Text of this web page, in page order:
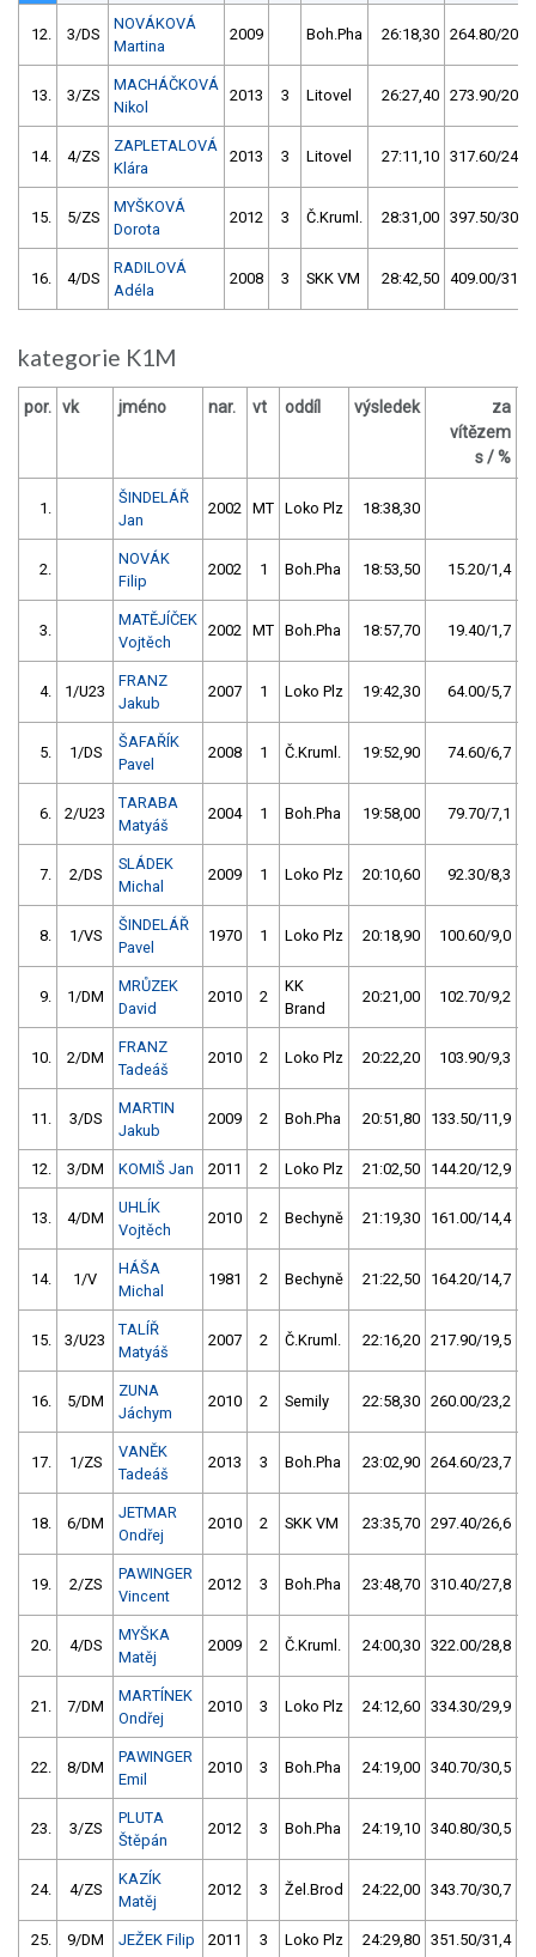
12. 3/DS
NOVÁKOVÁ
Martina
2009 Boh.Pha 26:18,30 264.80/20,2
13. 3/ZS
MACHÁČKOVÁ
Nikol
2013 3 Litovel 26:27,40 273.90/20,9
14. 4/ZS
ZAPLETALOVÁ
Klára
2013 3 Litovel 27:11,10 317.60/24,2
15. 5/ZS
MYŠKOVÁ
Dorota
2012 3 Č.Kruml. 28:31,00 397.50/30,3
16. 4/DS
RADILOVÁ
Adéla
2008 3 SKK VM 28:42,50 409.00/31,1
kategorie K1M
por. vk jméno nar. vt oddíl výsledek
za
vítězem
s / %
1.
ŠINDELÁŘ
Jan
2002 MT Loko Plz 18:38,30
2.
NOVÁK
Filip
2002 1 Boh.Pha 18:53,50 15.20/1,4
3.
MATĚJÍČEK
Vojtěch
2002 MT Boh.Pha 18:57,70 19.40/1,7
4. 1/U23
FRANZ
Jakub
2007 1 Loko Plz 19:42,30 64.00/5,7
5. 1/DS
ŠAFAŘÍK
Pavel
2008 1 Č.Kruml. 19:52,90 74.60/6,7
6. 2/U23
TARABA
Matyáš
2004 1 Boh.Pha 19:58,00 79.70/7,1
7. 2/DS
SLÁDEK
Michal
2009 1 Loko Plz 20:10,60 92.30/8,3
8. 1/VS
ŠINDELÁŘ
Pavel
1970 1 Loko Plz 20:18,90 100.60/9,0
9. 1/DM
MRŮZEK
David
2010 2
KK
Brand
20:21,00 102.70/9,2
10. 2/DM
FRANZ
Tadeáš
2010 2 Loko Plz 20:22,20 103.90/9,3
11. 3/DS
MARTIN
Jakub
2009 2 Boh.Pha 20:51,80 133.50/11,9
12. 3/DM KOMIŠ Jan 2011 2 Loko Plz 21:02,50 144.20/12,9
13. 4/DM
UHLÍK
Vojtěch
2010 2 Bechyně 21:19,30 161.00/14,4
14. 1/V
HÁŠA
Michal
1981 2 Bechyně 21:22,50 164.20/14,7
15. 3/U23
TALÍŘ
Matyáš
2007 2 Č.Kruml. 22:16,20 217.90/19,5
16. 5/DM
ZUNA
Jáchym
2010 2 Semily 22:58,30 260.00/23,2
17. 1/ZS
VANĚK
Tadeáš
2013 3 Boh.Pha 23:02,90 264.60/23,7
18. 6/DM
JETMAR
Ondřej
2010 2 SKK VM 23:35,70 297.40/26,6
19. 2/ZS
PAWINGER
Vincent
2012 3 Boh.Pha 23:48,70 310.40/27,8
20. 4/DS
MYŠKA
Matěj
2009 2 Č.Kruml. 24:00,30 322.00/28,8
21. 7/DM
MARTÍNEK
Ondřej
2010 3 Loko Plz 24:12,60 334.30/29,9
22. 8/DM
PAWINGER
Emil
2010 3 Boh.Pha 24:19,00 340.70/30,5
23. 3/ZS
PLUTA
Štěpán
2012 3 Boh.Pha 24:19,10 340.80/30,5
24. 4/ZS
KAZÍK
Matěj
2012 3 Žel.Brod 24:22,00 343.70/30,7
25. 9/DM JEŽEK Filip 2011 3 Loko Plz 24:29,80 351.50/31,4